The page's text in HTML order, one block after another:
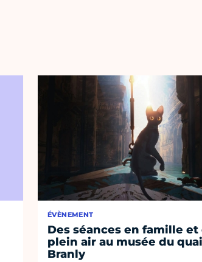
ÉVÈNEMENT
Des séances en famille et
plein air au musée du quai
Branly